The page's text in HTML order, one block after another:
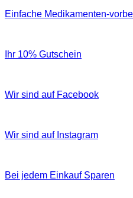
Einfache Medikamenten-
Ihr 10% Gutschein
Wir sind auf Facebook
Wir sind auf Instagram
Bei jedem Einkauf Sparen